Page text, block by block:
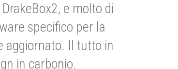
e molto di
specifico per la
aggiornato. Il tutto in
in carbonio.